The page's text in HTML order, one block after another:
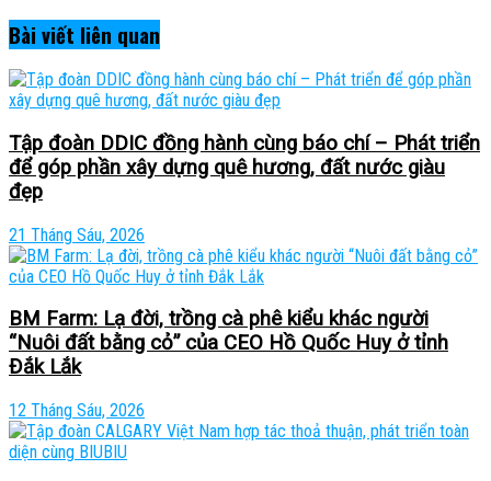
Bài viết liên quan
Tập đoàn DDIC đồng hành cùng báo chí – Phát triển
để góp phần xây dựng quê hương, đất nước giàu
đẹp
21 Tháng Sáu, 2026
BM Farm: Lạ đời, trồng cà phê kiểu khác người
“Nuôi đất bằng cỏ” của CEO Hồ Quốc Huy ở tỉnh
Đắk Lắk
12 Tháng Sáu, 2026